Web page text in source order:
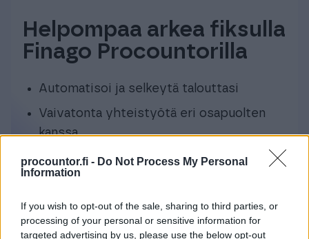
procountor.fi - Do Not Process My Personal
Information
If you wish to opt-out of the sale, sharing to third parties, or
processing of your personal or sensitive information for
targeted advertising by us, please use the below opt-out
Helpompaa arkea fiksulla
Finago Procountorilla
Automatisoi ja selkeytä talouttasi
Vaivatonta yhteistyötä eri osapuolten
kanssa
Sopii yritysmuodosta ja -koosta
riippumatta
Tutustu Finago Procountoriin